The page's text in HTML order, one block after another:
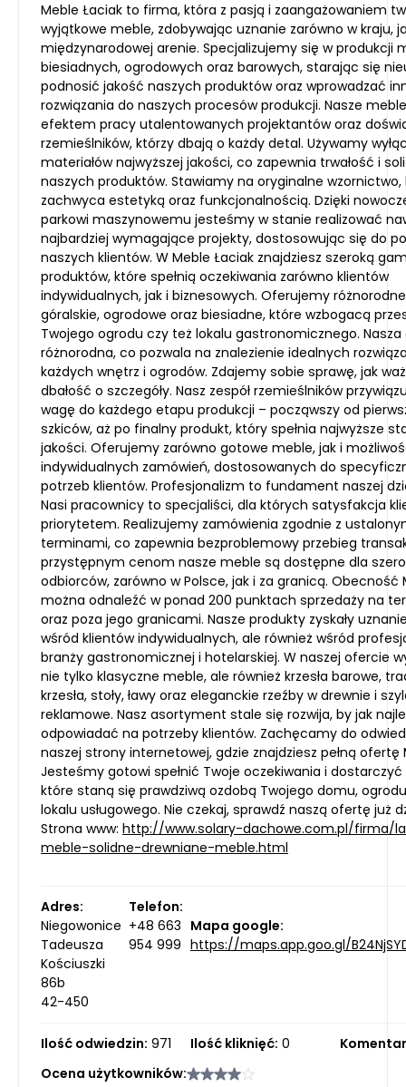
Meble Łaciak to firma, która z pasją i zaangażowaniem
wyjątkowe meble, zdobywając uznanie zarówno w kraju,
międzynarodowej arenie. Specjalizujemy się w produkcji
biesiadnych, ogrodowych oraz barowych, starając się
podnosić jakość naszych produktów oraz wprowadzać
rozwiązania do naszych procesów produkcji. Nasze
efektem pracy utalentowanych projektantów oraz
rzemieślników, którzy dbają o każdy detal. Używamy
materiałów najwyższej jakości, co zapewnia trwałość i
naszych produktów. Stawiamy na oryginalne wzornictwo,
zachwyca estetyką oraz funkcjonalnością. Dzięki
parkowi maszynowemu jesteśmy w stanie realizować
najbardziej wymagające projekty, dostosowując się do
naszych klientów. W Meble Łaciak znajdziesz szeroką
produktów, które spełnią oczekiwania zarówno klientów
indywidualnych, jak i biznesowych. Oferujemy
góralskie, ogrodowe oraz biesiadne, które wzbogacą
Twojego ogrodu czy też lokalu gastronomicznego.
różnorodna, co pozwala na znalezienie idealnych
każdych wnętrz i ogrodów. Zdajemy sobie sprawę, jak
dbałość o szczegóły. Nasz zespół rzemieślników
wagę do każdego etapu produkcji – począwszy od
szkiców, aż po finalny produkt, który spełnia najwyższe
jakości. Oferujemy zarówno gotowe meble, jak i
indywidualnych zamówień, dostosowanych do
potrzeb klientów. Profesjonalizm to fundament naszej
Nasi pracownicy to specjaliści, dla których satysfakcja
priorytetem. Realizujemy zamówienia zgodnie z
terminami, co zapewnia bezproblemowy przebieg
przystępnym cenom nasze meble są dostępne dla
odbiorców, zarówno w Polsce, jak i za granicą. Obecność
można odnaleźć w ponad 200 punktach sprzedaży na
oraz poza jego granicami. Nasze produkty zyskały
wśród klientów indywidualnych, ale również wśród
branży gastronomicznej i hotelarskiej. W naszej ofercie
nie tylko klasyczne meble, ale również krzesła barowe,
krzesła, stoły, ławy oraz eleganckie rzeźby w drewnie i
reklamowe. Nasz asortyment stale się rozwija, by jak
odpowiadać na potrzeby klientów. Zachęcamy do
naszej strony internetowej, gdzie znajdziesz pełną ofertę
Jesteśmy gotowi spełnić Twoje oczekiwania i
które staną się prawdziwą ozdobą Twojego domu,
lokalu usługowego. Nie czekaj, sprawdź naszą ofertę już
Strona www: http://www.solary-dachowe.com.pl/firma/
meble-solidne-drewniane-meble.html
Adres:
Niegowonice
Tadeusza
Kościuszki
86b
42-450
Telefon:
+48 663
954 999
Mapa google:
https://maps.app.goo.gl/
Ilość odwiedzin: 971 Ilość kliknięć: 0
Ocena użytkowników: